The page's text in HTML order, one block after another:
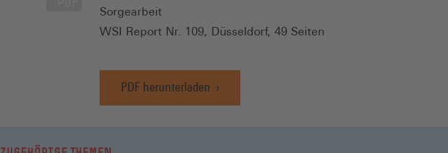
Sorgearbeit
WSI Report Nr. 109, Düsseldorf, 49 Seiten
PDF herunterladen